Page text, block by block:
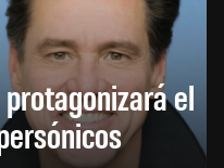
protagonizará el